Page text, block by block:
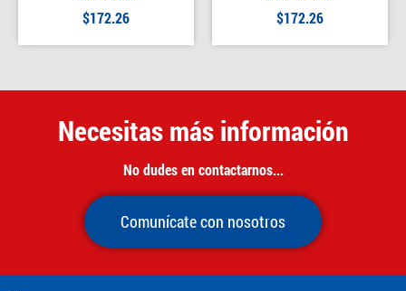
$172.26 $172.26
Necesitas más información
No dudes en contactarnos...
Comunícate con nosotros